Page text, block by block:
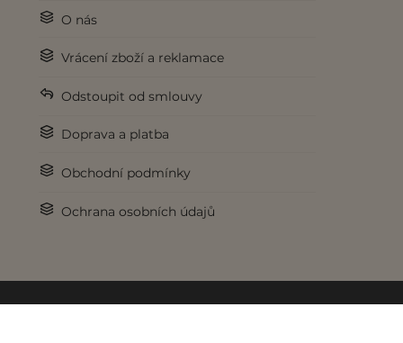
O nás
Vrácení zboží a reklamace
Odstoupit od smlouvy
Doprava a platba
Obchodní podmínky
Ochrana osobních údajů